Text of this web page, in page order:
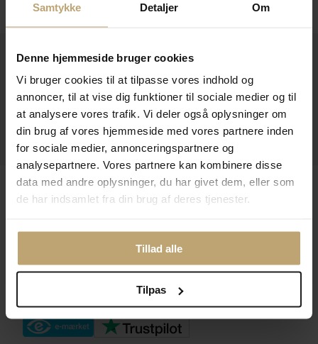
Samtykke Detaljer Om
Denne hjemmeside bruger cookies
Vi bruger cookies til at tilpasse vores indhold og
annoncer, til at vise dig funktioner til sociale medier og til
at analysere vores trafik. Vi deler også oplysninger om
din brug af vores hjemmeside med vores partnere inden
for sociale medier, annonceringspartnere og
analysepartnere. Vores partnere kan kombinere disse
data med andre oplysninger, du har givet dem, eller som
de har indsamlet fra din brug af deres tjenester.
Tillad alle
Tilpas
Kontakt
Åbningstider I Butikken
Information
Praktiske Sider
Leveringsmuligheder
Betalingsmuligheder
Sikker Og Tryg E-Handel